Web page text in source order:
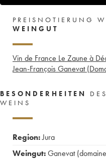
PREISNOTIERUNG
WEINGUT
Vin de France Le Zaune à
Jean-François Ganevat
BESONDERHEITEN
WEINS
Region:Jura
Weingut:Ganevat